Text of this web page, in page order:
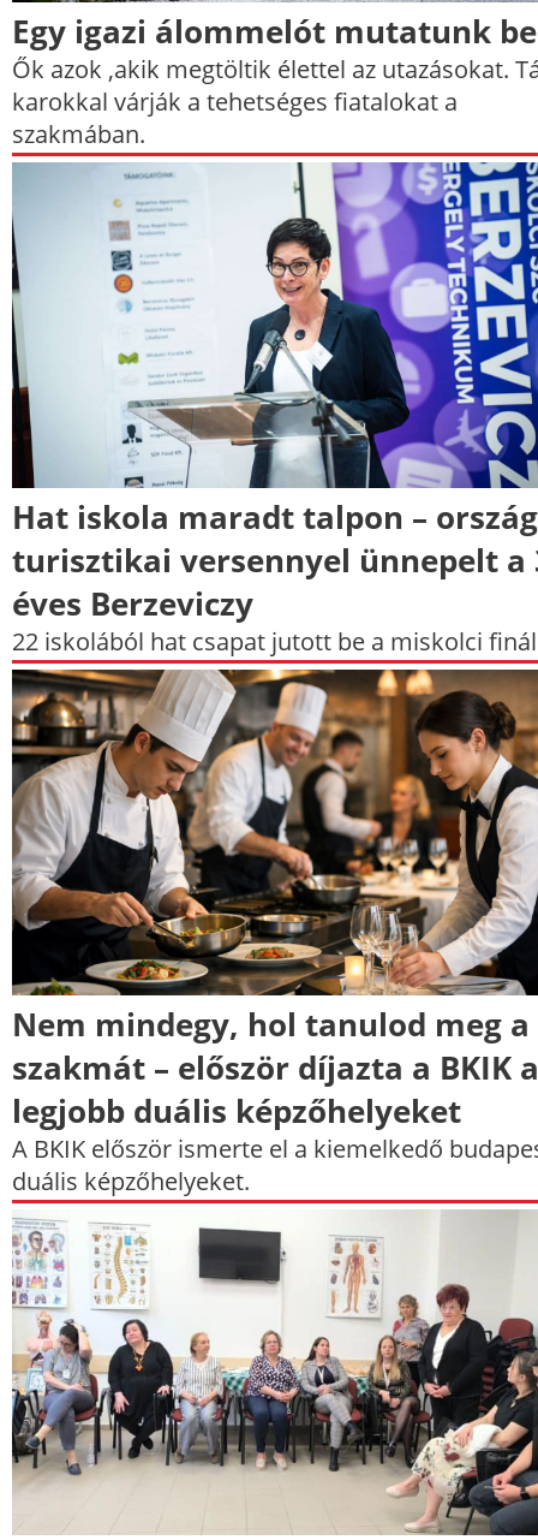
Egy igazi álommelót mutatunk be
Ők azok ,akik megtöltik élettel az utazásokat.
karokkal várják a tehetséges fiatalokat a
szakmában.
Hat iskola maradt talpon –
turisztikai versennyel ünnepelt a
éves Berzeviczy
22 iskolából hat csapat jutott be a miskolci
Nem mindegy, hol tanulod meg a
szakmát – először díjazta a BKIK a
legjobb duális képzőhelyeket
A BKIK először ismerte el a kiemelkedő
duális képzőhelyeket.